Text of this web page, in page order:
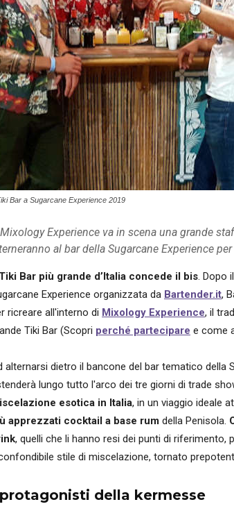
Bar a Sugarcane Experience 2019
Experience va in scena una grande
al bar della Sugarcane Experience
Bar più grande d’Italia concede il bis. Dopo
Experience organizzata da Bartender.it,
ricreare all'interno di Mixology Experience, il
Tiki Bar (Scopri perché partecipare e come
alternarsi dietro il bancone del bar tematico della
lungo tutto l'arco dei tre giorni di trade
esotica in Italia, in un viaggio ideale
apprezzati cocktail a base rum della Penisola.
, quelli che li hanno resi dei punti di riferimento,
stile di miscelazione, tornato
della kermesse